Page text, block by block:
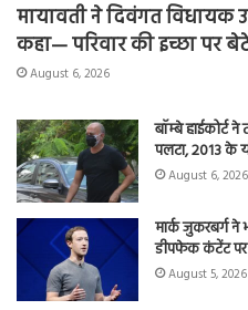
मायावती ने दिवंगत विधायक
कहा— परिवार की इच्छा पर
August 6, 2026
बॉम्बे
पलटा, 2013 के
August 6, 2026
मार्क जुकरबर्ग
डीपफेक कंटेंट
August 5, 2026